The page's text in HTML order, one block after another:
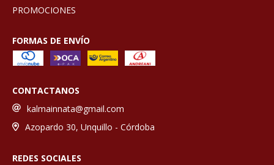
PROMOCIONES
FORMAS DE ENVÍO
CONTACTANOS
kalmainnata@gmail.com
Azopardo 30, Unquillo - Córdoba
REDES SOCIALES